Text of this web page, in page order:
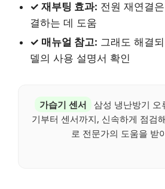
✓ 재부팅 효과: 전원 재연결
결하는 데 도움
✓ 매뉴얼 참고: 그래도 해결
델의 사용 설명서 확인
가습기 센서
삼성 냉난방기 오
기부터 센서까지, 신속하게 점검
로 전문가의 도움을 받